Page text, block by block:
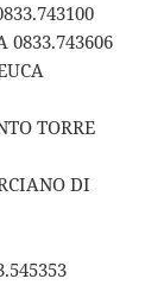
0833.743606
TORRE
DI